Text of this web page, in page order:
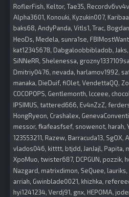
RoflerFish Keltor Tae35 Recordv6vv4v
Alpha3601 Konouki Kyzukin007 Karibaa
baks68 AndyPanda Vitls1 Trac
HeoDs Medela sunra1se
kat12345678 Dabgaloobbibladob Jaks
SiNNeRR Shelenessa grozny1337109sa
Dmitriy0476 nevada harlamov1992
manaka DieDuif fiOlet VendettaQQ
COCOPOPS Gentlemonth lcceee
IPSIMUS tattered666 Ev4nZzZ
HongRyeon Crashalex
messor fkafeasfsef snowenot harah
123553211 Razew Barracuda13 SgOX
vlados046 kitttt btjdd JanJajl Papita
XpoMuo twister687 DCPGUN pozzik
Nazgard matrixdimon SeQuee lauriks
arriah Gwinblade0021 khizhka
hyi1241234 Verdj91 gnx HEPOMA